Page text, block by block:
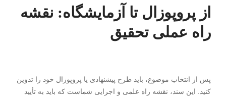
از پروپوزال تا آزمایشگاه: نقشه
راه عملی تحقیق
پس از انتخاب موضوع، باید طرح پیشنهادی یا پروپوزال خود را تدوین
کنید. این سند، نقشه راه علمی و اجرایی شماست که باید به تأیید